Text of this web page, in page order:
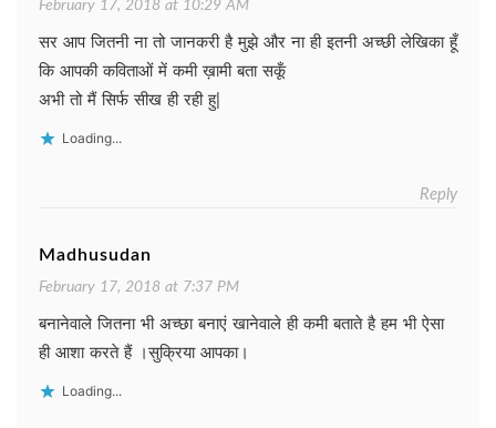
February 17, 2018 at 10:29 AM
सर आप जितनी ना तो जानकरी है मुझे और ना ही इतनी अच्छी लेखिका हूँ
कि आपकी कविताओं में कमी ख़ामी बता सकूँ
अभी तो मैं सिर्फ सीख ही रही हु|
Loading...
Reply
Madhusudan
February 17, 2018 at 7:37 PM
बनानेवाले जितना भी अच्छा बनाएं खानेवाले ही कमी बताते है हम भी ऐसा
ही आशा करते हैं ।सुक्रिया आपका।
Loading...